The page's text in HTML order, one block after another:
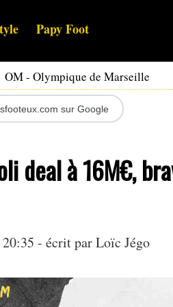
Papy Foot
OM - Olympique de Marseille
sur Google
deal à 16M€,
- écrit parLoïc Jégo